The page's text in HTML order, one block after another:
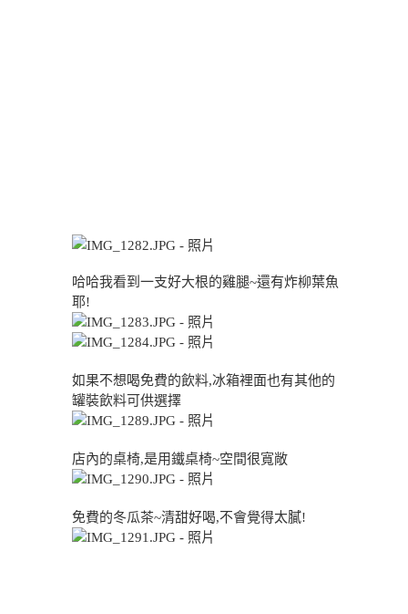
哈哈我看到一支好大根的雞腿~還有炸柳葉魚
耶!
如果不想喝免費的飲料,冰箱裡面也有其他的
罐裝飲料可供選擇
店內的桌椅,是用鐵桌椅~空間很寬敞
免費的冬瓜茶~清甜好喝,不會覺得太膩!